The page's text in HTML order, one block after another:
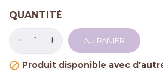
QUANTITÉ
AU PANIER
 Produit disponible avec